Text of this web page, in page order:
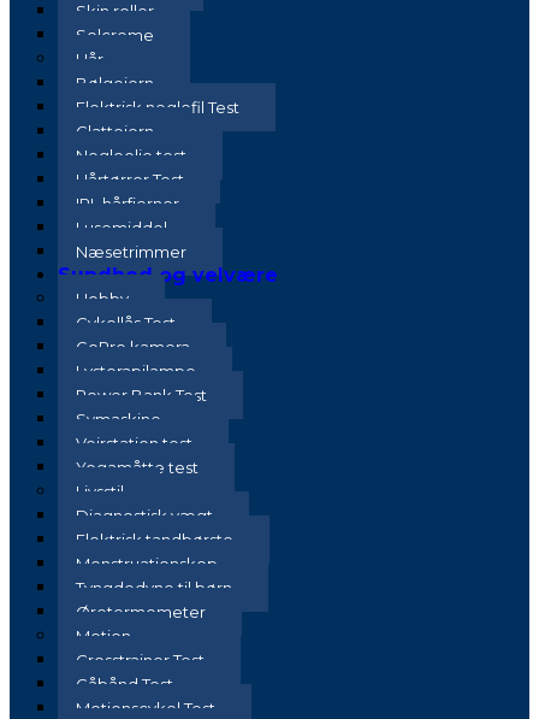
Skin roller
Solcreme
Hår
Bølgejern
Elektrisk neglefil Test
Glattejern
Negleolie test
Hårtørrer Test
IPL hårfjerner
Lusemiddel
Næsetrimmer
Sundhed og velvære
Hobby
Cykellås Test
GoPro kamera
Lysterapilampe
Power Bank Test
Symaskine
Vejrstation test
Yogamåtte test
Livsstil
Diagnostisk vægt
Elektrisk tandbørste
Menstruationskop
Tyngdedyne til børn
Øretermometer
Motion
Crosstrainer Test
Gåbånd Test
Motionscykel Test